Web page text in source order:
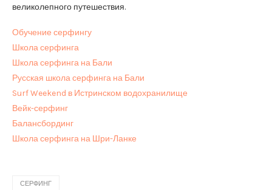
великолепного путешествия.
Обучение серфингу
Школа серфинга
Школа серфинга на Бали
Русская школа серфинга на Бали
Surf Weekend в Истринском водохранилище
Вейк-серфинг
Балансбординг
Школа серфинга на Шри-Ланке
СЕРФИНГ